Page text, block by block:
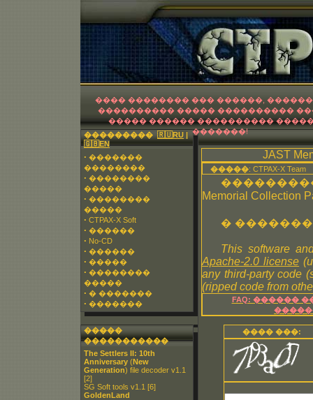
���� �������� ��� ������,
���������� ����� ����������
����� ������ ����������
�������!
��������� 🇷🇺RU |
🇬🇧EN
· �������
��������
· ��������
�����
· ��������
�����
· CTPAX-X Soft
· ������
· No-CD
· ������
· �����
· ��������
�����
· � �������
· �������
�����
�����������
The Settlers II: 10th
Anniversary (New
Generation) file decoder v1.1
[2]
SG Soft tools v1.1 [6]
GoldenLand
JAST
�����: CTPAX-X Team
Memorial Collection
�
This software
Apache-2.0 license
any third-party code
(ripped code from
FAQ: ������
���� ���: